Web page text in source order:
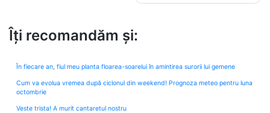
Îți recomandăm și:
În fiecare an, fiul meu planta floarea-soarelui în amintirea surorii lui gemene
Cum va evolua vremea după ciclonul din weekend! Prognoza meteo pentru luna
octombrie
Veste trista! A murit cantaretul nostru